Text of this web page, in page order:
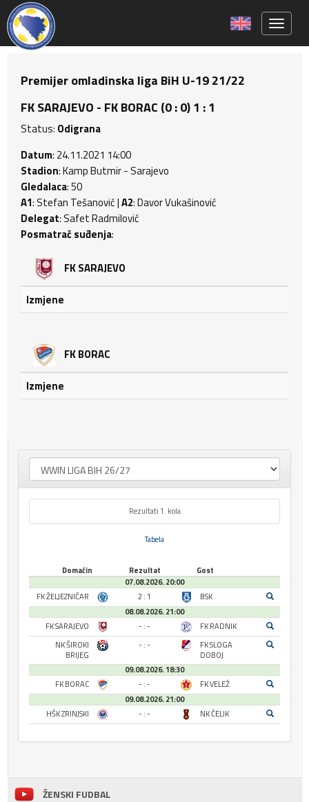
Premijer omladinska liga BiH U-19 21/22
FK SARAJEVO - FK BORAC (0 : 0) 1 : 1
Status: Odigrana
Datum: 24.11.2021 14:00
Stadion: Kamp Butmir - Sarajevo
Gledalaca: 50
A1: Stefan Tešanović |A2: Davor Vukašinović
Delegat: Safet Radmilović
Posmatrač suđenja:
FK SARAJEVO
Izmjene
FK BORAC
Izmjene
Rezultati 1. kola
Tabela
Domaćin Rezultat
Gost
07.08.2026. 20:00
FK ŽELJEZNIČAR
2 : 1
BSK
08.08.2026. 21:00
FK SARAJEVO
- : -
FK RADNIK
NK ŠIROKI
BRIJEG
- : -
FK SLOGA
DOBOJ
09.08.2026. 18:30
FK BORAC
- : -
FK VELEŽ
09.08.2026. 21:00
HŠK ZRINJSKI
- : - NK ČELIK
ŽENSKI FUDBAL